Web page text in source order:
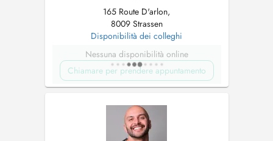
165 Route D'arlon,
8009 Strassen
Disponibilità dei colleghi
Nessuna disponibilità online
Chiamare per prendere appuntamento